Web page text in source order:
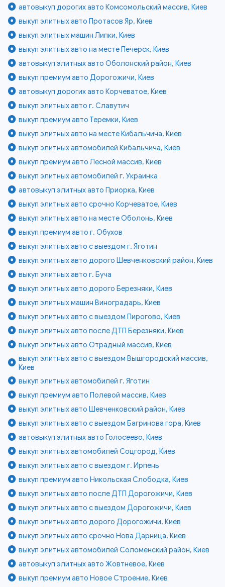
автовыкуп дорогих авто Комсомольский массив, Киев
выкуп элитных авто Протасов Яр, Киев
выкуп элитных машин Липки, Киев
выкуп элитных авто на месте Печерск, Киев
автовыкуп элитных авто Оболонский район, Киев
выкуп премиум авто Дорогожичи, Киев
автовыкуп дорогих авто Корчеватое, Киев
выкуп элитных авто г. Славутич
выкуп премиум авто Теремки, Киев
выкуп элитных авто на месте Кибальчича, Киев
выкуп элитных автомобилей Кибальчича, Киев
выкуп премиум авто Лесной массив, Киев
выкуп элитных автомобилей г. Украинка
автовыкуп элитных авто Приорка, Киев
выкуп элитных авто срочно Корчеватое, Киев
выкуп элитных авто на месте Оболонь, Киев
выкуп премиум авто г. Обухов
выкуп элитных авто с выездом г. Яготин
выкуп элитных авто дорого Шевченковский район, Киев
выкуп элитных авто г. Буча
выкуп элитных авто дорого Березняки, Киев
выкуп элитных машин Виноградарь, Киев
выкуп элитных авто с выездом Пирогово, Киев
выкуп элитных авто после ДТП Березняки, Киев
выкуп элитных авто Отрадный массив, Киев
выкуп элитных авто с выездом Вышгородский массив,
Киев
выкуп элитных автомобилей г. Яготин
выкуп премиум авто Полевой массив, Киев
выкуп элитных авто Шевченковский район, Киев
выкуп элитных авто с выездом Багринова гора, Киев
автовыкуп элитных авто Голосеево, Киев
выкуп элитных автомобилей Соцгород, Киев
выкуп элитных авто с выездом г. Ирпень
выкуп премиум авто Никольская Слободка, Киев
выкуп элитных авто после ДТП Дорогожичи, Киев
выкуп элитных авто с выездом Дорогожичи, Киев
выкуп элитных авто дорого Дорогожичи, Киев
выкуп элитных авто срочно Нова Дарница, Киев
выкуп элитных автомобилей Соломенский район, Киев
автовыкуп элитных авто Жовтневое, Киев
выкуп премиум авто Новое Строение, Киев